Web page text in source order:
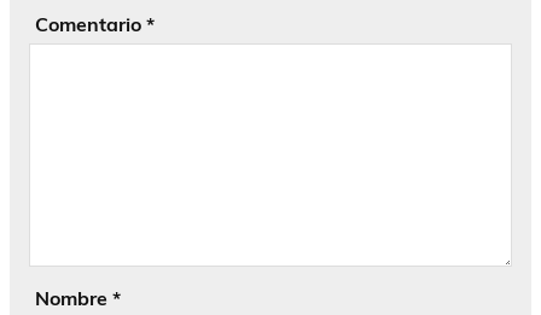
Comentario *
Nombre *